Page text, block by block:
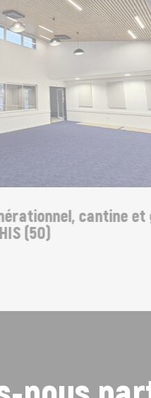
cantine et
(50)